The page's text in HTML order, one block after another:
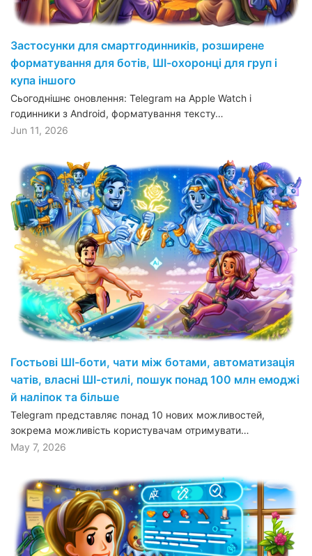
Застосунки для смартгодинників, розширене
форматування для ботів, ШІ-охоронці для груп і
купа іншого
Сьогоднішнє оновлення: Telegram на Apple Watch і
годинники з Android, форматування тексту…
Jun 11, 2026
Гостьові ШІ-боти, чати між ботами, автоматизація
чатів, власні ШІ-стилі, пошук понад 100 млн емоджі
й наліпок та більше
Telegram представляє понад 10 нових можливостей,
зокрема можливість користувачам отримувати…
May 7, 2026